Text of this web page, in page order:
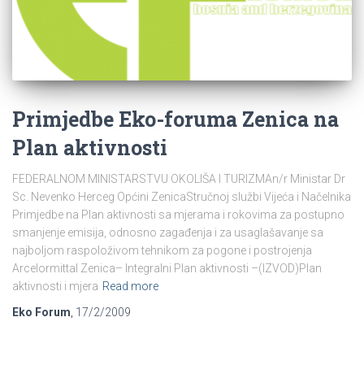
Primjedbe Eko-foruma Zenica na
Plan aktivnosti
FEDERALNOM MINISTARSTVU OKOLIŠA I TURIZMAn/r Ministar Dr
Sc. Nevenko Herceg Općini ZenicaStručnoj službi Vijeća i Načelnika
Primjedbe na Plan aktivnosti sa mjerama i rokovima za postupno
smanjenje emisija, odnosno zagađenja i za usaglašavanje sa
najboljom raspoloživom tehnikom za pogone i postrojenja
Arcelormittal Zenica– Integralni Plan aktivnosti –(IZVOD)Plan
aktivnosti i mjera Read more
Eko Forum, 17/2/2009